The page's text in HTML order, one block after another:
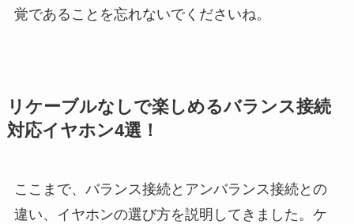
覚であることを忘れないでくださいね。
リケーブルなしで楽しめるバランス接続
対応イヤホン4選！
ここまで、バランス接続とアンバランス接続との
違い、イヤホンの選び方を説明してきました。ケ